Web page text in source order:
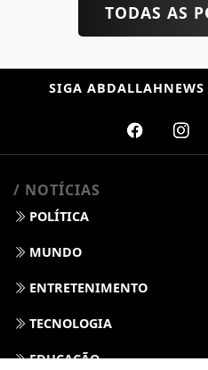
TODAS AS
SIGA ABDALLAHNEWS
/ NOTÍCIAS
POLÍTICA
MUNDO
ENTRETENIMENTO
TECNOLOGIA
EDUCAÇÃO